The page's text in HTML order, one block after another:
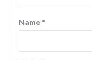
Name *